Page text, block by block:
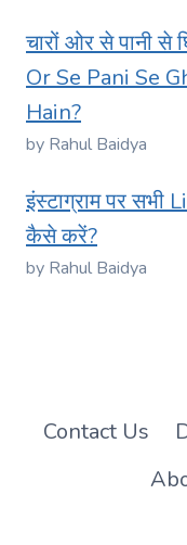
चारों ओर से पानी से
Or Se Pani Se
Hain?
by Rahul Baidya
इंस्टाग्राम पर
कैसे करें?
by Rahul Baidya
Contact Us